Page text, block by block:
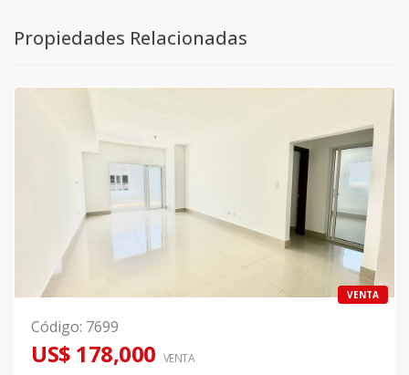
Propiedades Relacionadas
VENTA
Código: 7699
US$ 178,000 VENTA